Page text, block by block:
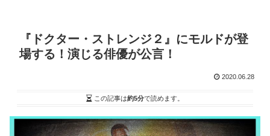
『ドクター・ストレンジ２』にモルドが登
場する！演じる俳優が公言！
2020.06.28
この記事は約5分で読めます。